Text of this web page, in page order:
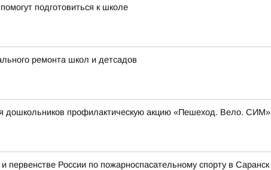
подготовиться к школе
ремонта школ и детсадов
дошкольников профилактическую акцию «Пешеход. Вело. СИМ»
первенстве России по пожарноспасательному спорту в Саранск